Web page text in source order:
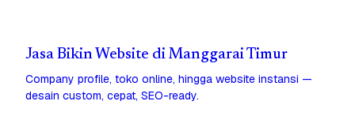
Jasa Bikin Website di Manggarai Timur
Company profile, toko online, hingga website instansi —
desain custom, cepat, SEO-ready.